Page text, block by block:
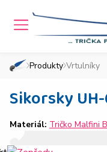
Domů Chcete také
Přihlášení
»
Produkty »
Vrtulníky
Sikorsky
Materiál: Tričko Malfini